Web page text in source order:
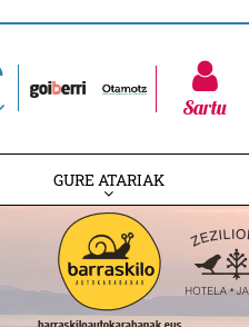
Sartu
GURE ATARIAK